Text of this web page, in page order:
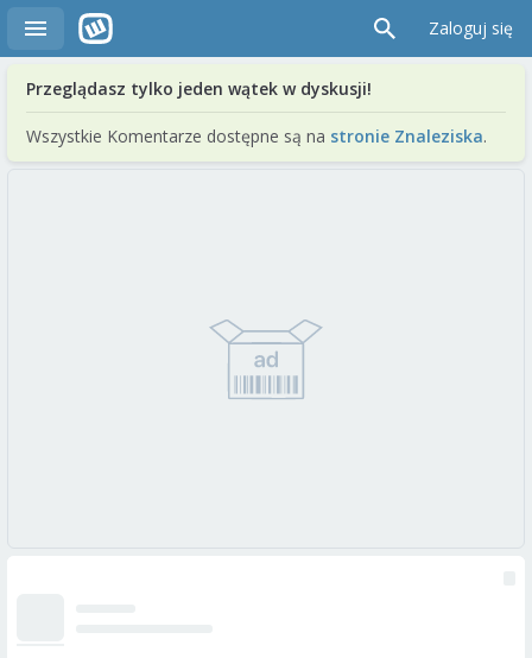
Zaloguj się
Przeglądasz tylko jeden wątek w dyskusji!
Wszystkie Komentarze dostępne są na stronie Znaleziska.